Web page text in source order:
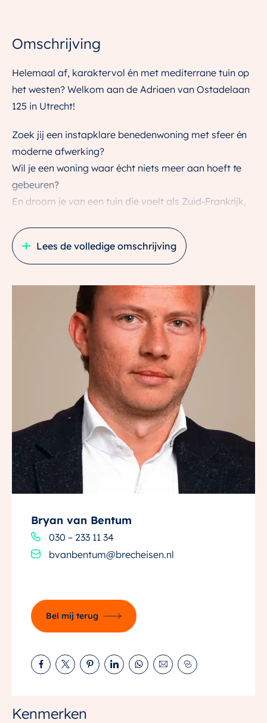
Omschrijving
Helemaal af, karaktervol én met mediterrane tuin op
het westen? Welkom aan de Adriaen van Ostadelaan
125 in Utrecht!
Zoek jij een instapklare benedenwoning met sfeer én
moderne afwerking?
Wil je een woning waar écht niets meer aan hoeft te
gebeuren?
En droom je van een tuin die voelt als Zuid-Frankrijk,
Dan is dit jouw kans. Aan de geliefde Adriaen van
Ostadelaan wacht deze volledig gerenoveerde woning
2022 is werkelijk alles vernieuwd, met behoud van
karakter en authenticiteit. En dat zie je. En dat voel je.
5X GEEN PLEK ZOALS HIER
1. Compleet gerenoveerd in 2022 – klaar voor de
Van leidingen en riolering tot gevels, kozijnen en
voordeur: alles is vernieuwd. Onderhoudskosten
geschat op € 0,- de komende 5 jaar.
2. Mediterrane tuin op het westen
Een heerlijke buitenruimte van ruim 10 meter diep,
vakantie in eigen tuin.
3. Stijlvolle keuken met luxe afwerking
Donkere fronten, houten werkblad, inbouwapparatuur
4. Hoogwaardige badkamer in natuurlijke tinten
wastafelmeubel: elke dag een spa-gevoel.
kozijnen gecombineerd met nieuwbouwcomfort.
Lees de volledige omschrijving
Bryan van Bentum
030 – 233 11 34
bvanbentum@brecheisen.nl
Bel mij terug
Kenmerken